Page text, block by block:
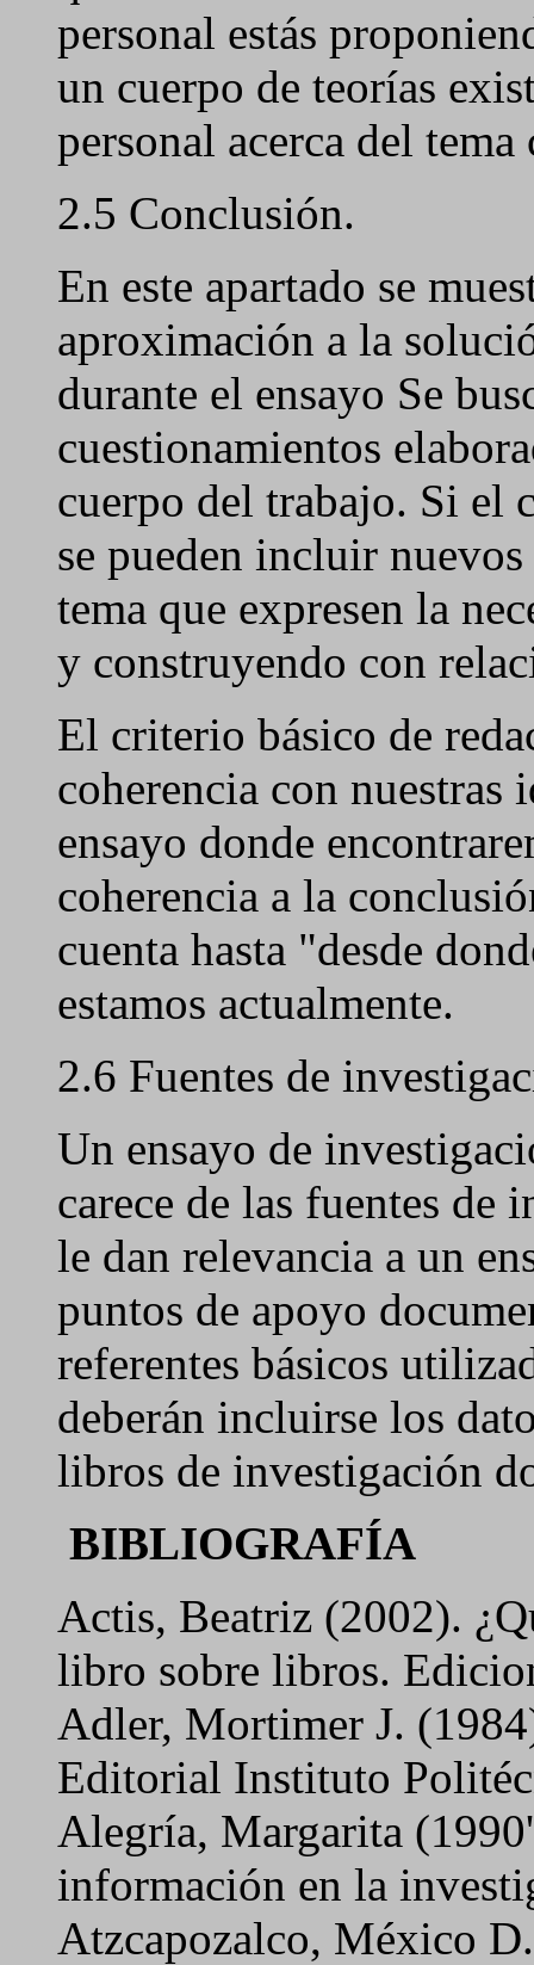
personal estás
un cuerpo de teorías
personal acerca del
2.5 Conclusión.
En este apartado se
aproximación a la
durante el ensayo Se
cuestionamientos
cuerpo del trabajo. Si el
se pueden incluir
tema que expresen la
y construyendo con
El criterio básico de
coherencia con nuestras
ensayo donde
coherencia a la
cuenta hasta "desde
estamos actualmente.
2.6 Fuentes de
Un ensayo de
carece de las fuentes de
le dan relevancia a un
puntos de apoyo
referentes básicos
deberán incluirse los
libros de investigación
BIBLIOGRAFÍA
Actis, Beatriz (2002).
libro sobre libros.
Adler, Mortimer J.
Editorial Instituto
Alegría, Margarita
información en la
Atzcapozalco, México